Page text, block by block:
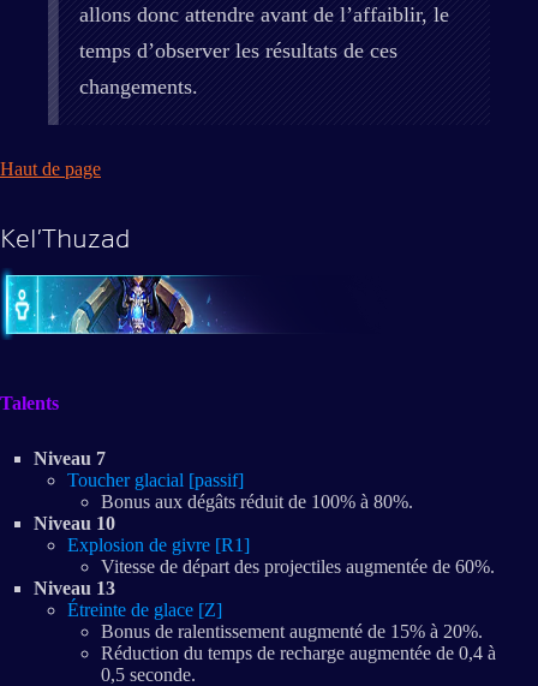
allons donc attendre avant de l’affaiblir, le
temps d’observer les résultats de ces
changements.
Haut de page
Kel’Thuzad
Talents
Niveau 7
Toucher glacial [passif]
Bonus aux dégâts réduit de 100% à 80%.
Niveau 10
Explosion de givre [R1]
Vitesse de départ des projectiles augmentée de 60%.
Niveau 13
Étreinte de glace [Z]
Bonus de ralentissement augmenté de 15% à 20%.
Réduction du temps de recharge augmentée de 0,4 à
0,5 seconde.